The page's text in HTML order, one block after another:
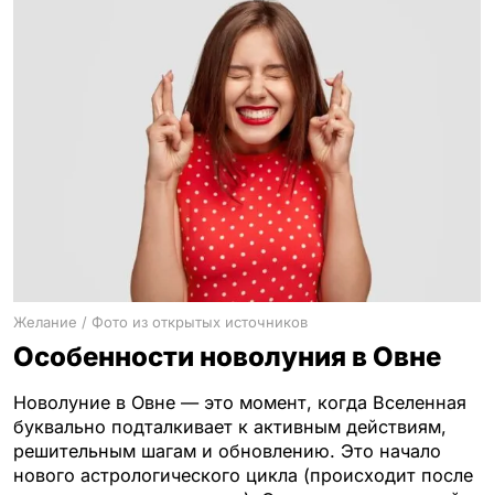
Желание / Фото из открытых источников
Особенности новолуния в Овне
Новолуние в Овне — это момент, когда Вселенная
буквально подталкивает к активным действиям,
решительным шагам и обновлению. Это начало
нового астрологического цикла (происходит после